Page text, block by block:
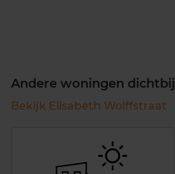
Andere woningen dichtbij
Bekijk Elisabeth Wolffstraat